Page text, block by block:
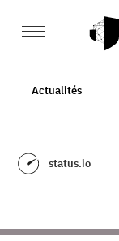
Actualités
status.io